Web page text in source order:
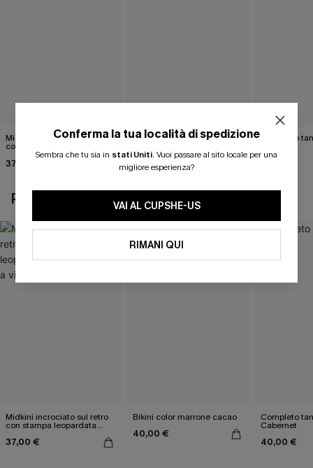
Midkini incrociato sul retro
con stampa leopardata
classica e set a vita alta
37,00 €
Bikini color marrone cacao
40,00 €
Completo
POTREBBE INTERESSARTI ANCHE
Midkini incrociato sul retro
con stampa leopardata
37,00 €
Bikini color marrone cacao
40,00 €
Completo
Cabernet
40,00 €
Conferma la tua località di spedizione
Sembra che tu sia in stati Uniti. Vuoi passare al sito locale per una
migliore esperienza?
VAI AL CUPSHE-US
RIMANI QUI